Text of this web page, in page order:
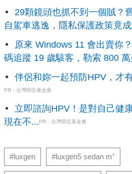
29顆鏡頭也抓不到一個賊？
自駕車逃逸，隱私保護政策竟
原來 Windows 11 會出賣你
碼追蹤 19 歲駭客，勒索 800
伴侶和妳一起預防HPV，才
PR・台灣癌症基金會
立即諮詢HPV！是對自己健
現在不...PR・台灣癌症基金會
#luxgen #luxgen5 sedan m⁺